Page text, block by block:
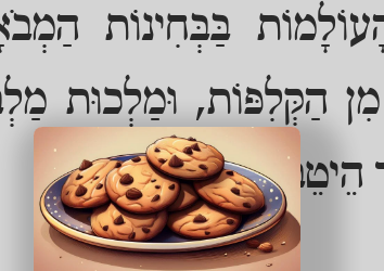
בַּבְּחִינוֹת
הַקְּלִפּוֹת, וּמַלְכוּת
הֵיטֵב בַּכַּוָּנוֹת.